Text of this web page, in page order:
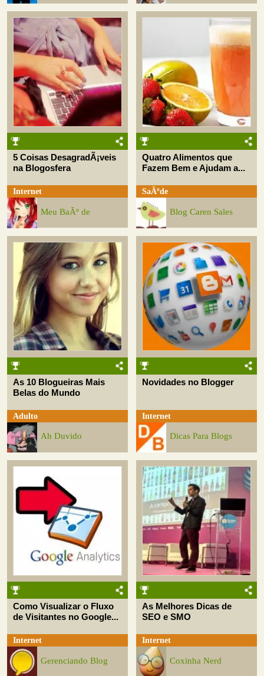
5 Coisas DesagradÃ¡veis
na Blogosfera
Internet
Meu BaÃº de
Quatro Alimentos que
Fazem Bem e Ajudam a...
SaÃºde
Blog Caren Sales
As 10 Blogueiras Mais
Belas do Mundo
Adulto
Ah Duvido
Novidades no Blogger
Internet
Dicas Para Blogs
Como Visualizar o Fluxo
de Visitantes no Google...
Internet
Gerenciando Blog
As Melhores Dicas de
SEO e SMO
Internet
Coxinha Nerd